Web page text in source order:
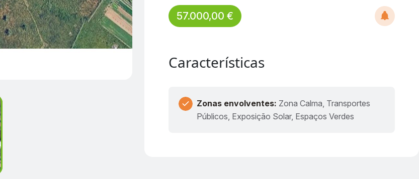
57.000,00 €
Características
Zonas envolventes: Zona Calma, Transportes
Públicos, Exposição Solar, Espaços Verdes